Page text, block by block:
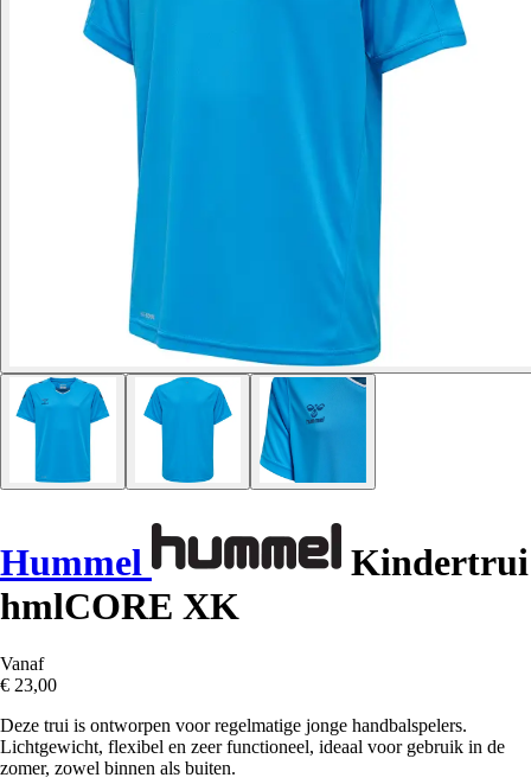
Hummel
Kindertrui
hmlCORE XK
Vanaf
€ 23,00
Deze trui is ontworpen voor regelmatige jonge handbalspelers.
Lichtgewicht, flexibel en zeer functioneel, ideaal voor gebruik in de
zomer, zowel binnen als buiten.